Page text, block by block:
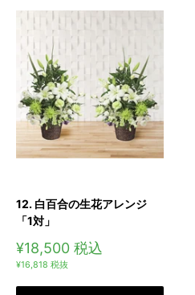
12. 白百合の生花アレンジ
「1対」
販
売
格
¥18,500 税込
¥16,818 税抜